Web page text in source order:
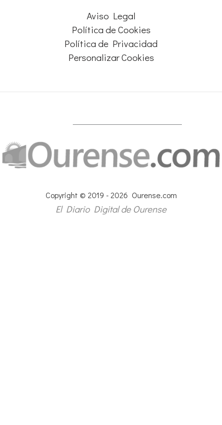
Aviso Legal
Política de Cookies
Política de Privacidad
Personalizar Cookies
Copyright © 2019 - 2026 Ourense.com
El Diario Digital de Ourense